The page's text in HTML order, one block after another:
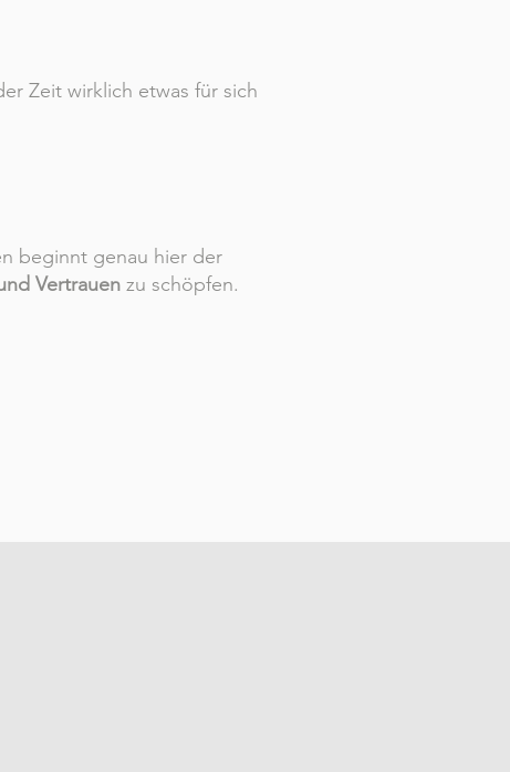
Zeit wirklich etwas für sich
beginnt genau hier der
Vertrauen zu schöpfen.